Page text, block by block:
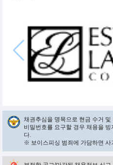
채권추심을 명목으로 현금 수거
비밀번호를 요구할 경우 채용을
다.
※ 보이스피싱 범죄에 가담하면